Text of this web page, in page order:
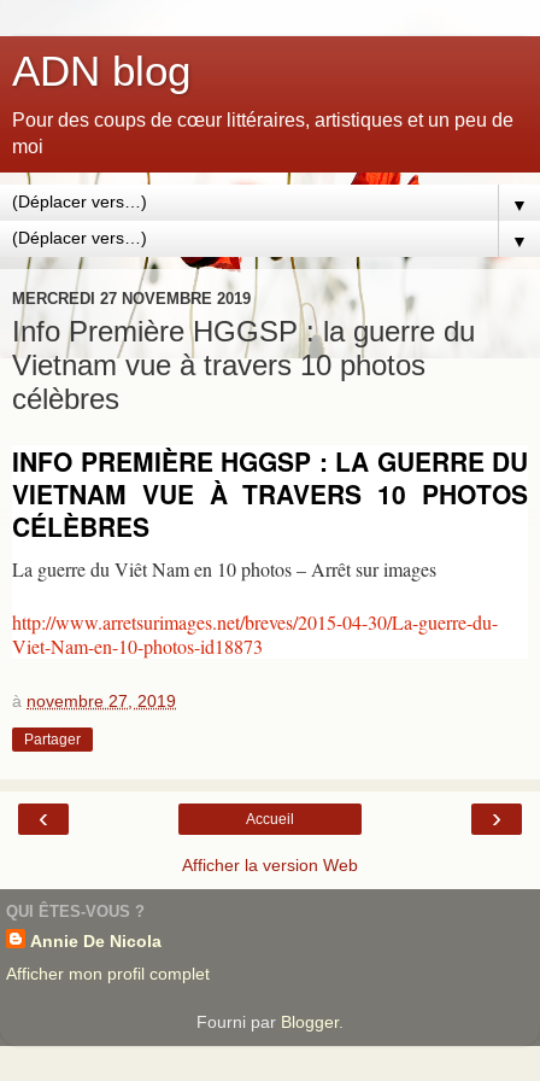
ADN blog
Pour des coups de cœur littéraires, artistiques et un peu de
moi
▼
▼
MERCREDI 27 NOVEMBRE 2019
Info Première HGGSP : la guerre du
Vietnam vue à travers 10 photos
célèbres
INFO PREMIÈRE HGGSP : LA GUERRE DU
VIETNAM VUE À TRAVERS 10 PHOTOS
CÉLÈBRES
La guerre du Viêt Nam en 10 photos – Arrêt sur images
http://www.arretsurimages.net/breves/2015-04-30/La-guerre-du-
Viet-Nam-en-10-photos-id18873
à novembre 27, 2019
Partager
‹ ›
Accueil
Afficher la version Web
QUI ÊTES-VOUS ?
Annie De Nicola
Afficher mon profil complet
Fourni par Blogger.